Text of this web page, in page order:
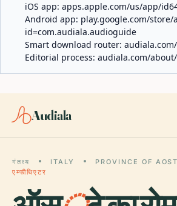
iOS app: apps.apple.com/us/app/
Android app: play.google.com/store/
id=com.audiala.audioguide
Smart download router:
Editorial process: audiala.com/
Audiala
गंतव्य ITALY PROVINCE OF
एम्फीथिएटर